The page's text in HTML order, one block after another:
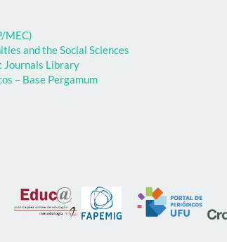
MEC)
and the Social Sciences
Journals Library
– Base Pergamum